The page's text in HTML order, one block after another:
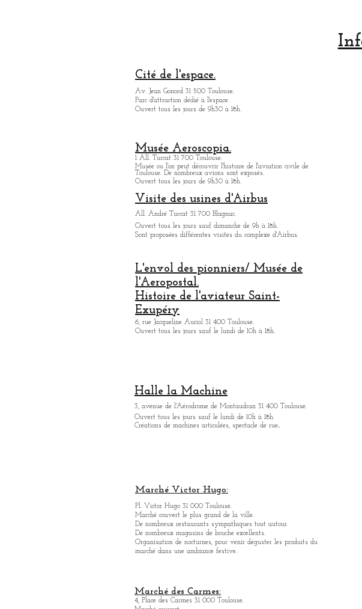
Cité de l'espace.
Av. Jean Gonord 31 500 Toulouse.
Parc d'attraction dédié à l'espace.
Ouvert tous les jours de 9h30 à 18h.
Musée Aeroscopia.
1 All. Turcat 31 700 Toulouse.
Musée ou l'on peut découvrir l'histoire de l'aviation civile de
Toulouse. De nombreux avions sont exposés.
Ouvert tous les jours de 9h30 à 18h.
Visite des usines d'Airbus
All. André Turcat 31 700 Blagnac.
Ouvert tous les jours sauf dimanche de 9h à 18h.
Sont proposées différentes visites du complexe d'Airbus.
L'envol des pionniers/ Musée de
l'Aeropostal.
Histoire de l'aviateur Saint-
Exupéry
6, rue Jacqueline Auriol 31 400 Toulouse.
Ouvert tous les jours sauf le lundi de 10h à 18h.
Halle la Machine
3, avenue de l'Aérodrome de Montaudran 31 400 Toulouse.
Ouvert tous les jours sauf le lundi de 10h à 18h.
Créations de machines articulées, spectacle de rue.
Marché Victor Hugo:
Pl. Victor Hugo 31 000 Toulouse.
Marché couvert le plus grand de la ville.
De nombreux restaurants sympathiques tout autour.
De nombreux magasins de bouche excellents.
Organisation de nocturnes, pour venir déguster les produits du
marché dans une ambiance festive.
Marché des Carmes:
4, Place des Carmes 31 000 Toulouse.